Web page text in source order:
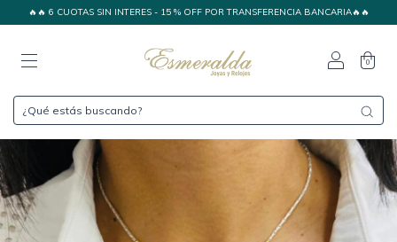
🔥🔥 6 CUOTAS SIN INTERES - 15 % OFF POR TRANSFERENCIA BANCARIA🔥🔥
0